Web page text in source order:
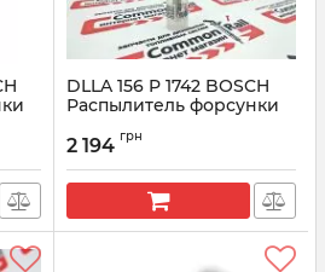
DLLA 156 P 1742 BOSCH
Распылитель форсунки
Артикул:
2 194 грн